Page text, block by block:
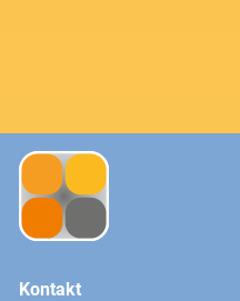
Kontakt